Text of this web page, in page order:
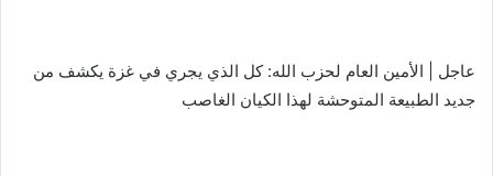
عاجل | الأمين العام لحزب الله: كل الذي يجري في غزة يكشف من
جديد الطبيعة المتوحشة لهذا الكيان الغاصب